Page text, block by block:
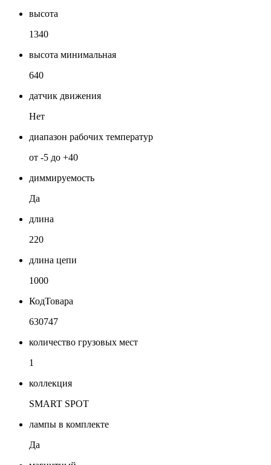
высота
1340
высота минимальная
640
датчик движения
Нет
диапазон рабочих температур
от -5 до +40
диммируемость
Да
длина
220
длина цепи
1000
КодТовара
630747
количество грузовых мест
1
коллекция
SMART SPOT
лампы в комплекте
Да